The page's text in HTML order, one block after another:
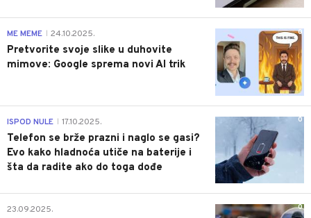
0
ME MEME 24.10.2025.
Pretvorite svoje slike u duhovite
mimove: Google sprema novi AI trik
0
ISPOD NULE 17.10.2025.
Telefon se brže prazni i naglo se gasi?
Evo kako hladnoća utiče na baterije i
šta da radite ako do toga dođe
0
23.09.2025.